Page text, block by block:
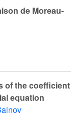
de Moreau-
of the coefficient
equation